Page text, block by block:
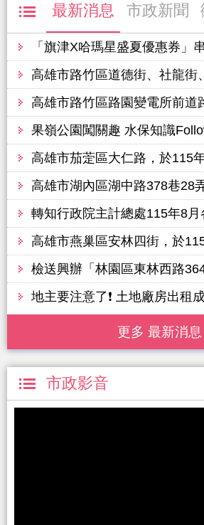
最新消息 市政新聞
「旗津X哈瑪星盛夏優惠券」串聯風箏節 首週吸引逾10萬人次走訪商圈 新濱町海洋廚房來客最高增五成 帶動
高雄市路竹區道德街、社龍街、智仁街43巷，於115年8月11日至12日進行路面改善工程，敬請行經車輛提前改道並注意行車安全
高雄市路竹區路園變電所前道路（環球路至路園變電所前），於115年8月10日進行路面改善工程，敬請行經車輛提前改道並注意行
果嶺公園闖關趣 水保知識Follow Me！廣邀市民親子
高雄市茄萣區大仁路，於115年8月9日進行路面改善工程，敬請行經車輛提前改道並注意行
高雄市湖內區湖中路378巷28弄，於115年8月8日進行路面改善工程，敬請行經車輛提前改道並注意行車
轉知行政院主計總處115年8月各機關辦理統計調查一覽表，提供市民
高雄市燕巢區安林四街，於115年8月8日進行路面改善工程，敬請行經車輛提前改道並注
檢送興辦「林園區東林西路364巷拓寬工程(優先段)」公聽會（第2場）會議紀錄
地主要注意了❗ 土地廠房出租成非法棄置場 將被註記至清
更多 最新消息
市政影音